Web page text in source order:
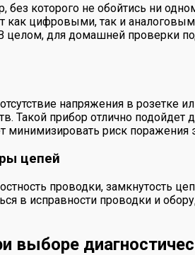
которого не обойтись ни
как цифровыми, так и
целом, для домашней проверки
напряжения в
Такой прибор отлично
минимизировать риск поражения
цепей
проводки, замкнутость
в исправности проводки и
выборе